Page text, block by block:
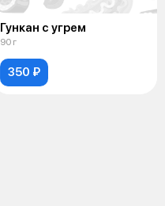
Гункан с угрем
90 г
350 ₽